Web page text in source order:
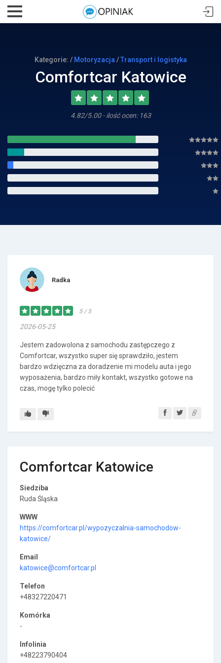
Kategorie: / Motoryzacja /Transport i logistyka
Comfortcar Katowice
4.82/5.00 - ilość ocen: 163
Radka
5 / 5
2026-05-25
Jestem zadowolona z samochodu zastępczego z
Comfortcar, wszystko super się sprawdziło, jestem
bardzo wdzięczna za doradzenie mi modelu auta i jego
wyposażenia, bardzo miły kontakt, wszystko gotowe na
czas, mogę tylko polecić
Comfortcar Katowice
Siedziba
Ruda Śląska
WWW
https://comfortcar.pl/wypozyczalnia-samochodow-
katowice/
Email
katowice@comfortcar.pl
Telefon
+48327220471
Komórka
-
Infolinia
+48223790404